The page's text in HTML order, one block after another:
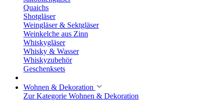
Quaichs
Shotgläser
Weingläser & Sektgläser
Weinkelche aus Zinn
Whiskygläser
Whisky & Wasser
Whiskyzubehör
Geschenksets
Wohnen & Dekoration
Zur Kategorie Wohnen & Dekoration